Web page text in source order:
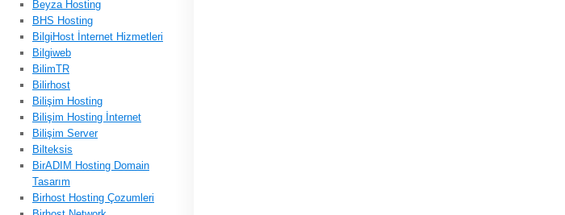
Beyza Hosting
BHS Hosting
BilgiHost İnternet Hizmetleri
Bilgiweb
BilimTR
Bilirhost
Bilişim Hosting
Bilişim Hosting İnternet
Bilişim Server
Bilteksis
BirADIM Hosting Domain
Tasarım
Birhost Hosting Çozumleri